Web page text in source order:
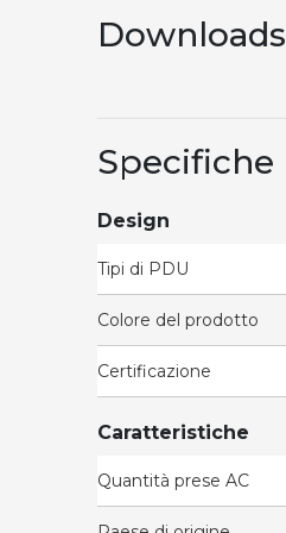
Downloads
Specifiche
Design
Tipi di PDU
Colore del prodotto
Certificazione
Caratteristiche
Quantità prese AC